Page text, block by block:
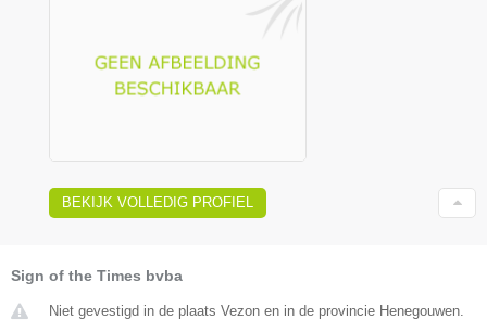
BEKIJK VOLLEDIG PROFIEL
Sign of the Times bvba
Niet gevestigd in de plaats Vezon en in de provincie Henegouwen.